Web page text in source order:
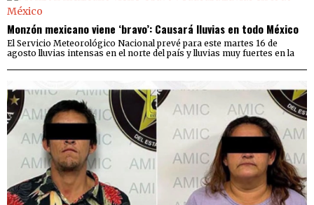
Monzón mexicano viene ‘bravo’: Causará lluvias en todo México
El Servicio Meteorológico Nacional prevé para este martes 16 de
agosto lluvias intensas en el norte del país y lluvias muy fuertes en la